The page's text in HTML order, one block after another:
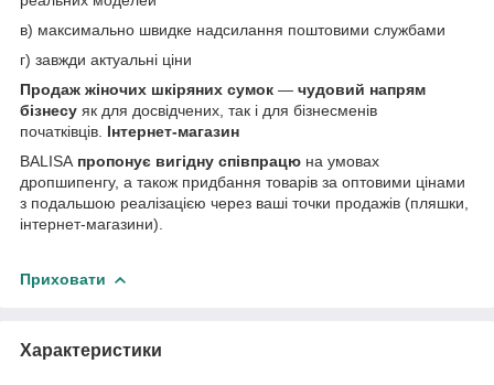
в) максимально швидке надсилання поштовими службами
г) завжди актуальні ціни
Продаж жіночих шкіряних сумок — чудовий напрям
бізнесу як для досвідчених, так і для бізнесменів
початківців. Інтернет-магазин
BALISA пропонує вигідну співпрацю на умовах
дропшипенгу, а також придбання товарів за оптовими цінами
з подальшою реалізацією через ваші точки продажів (пляшки,
інтернет-магазини).
Приховати
Характеристики